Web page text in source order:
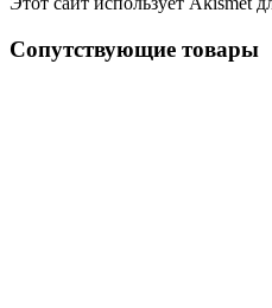
Сопутствующие товары